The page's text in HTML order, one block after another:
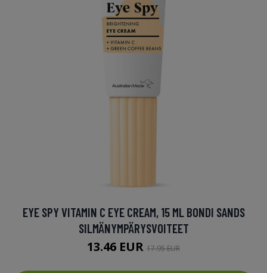
EYE SPY VITAMIN C EYE CREAM, 15 ML BONDI SANDS
SILMÄNYMPÄRYSVOITEET
13.46 EUR 17.95 EUR